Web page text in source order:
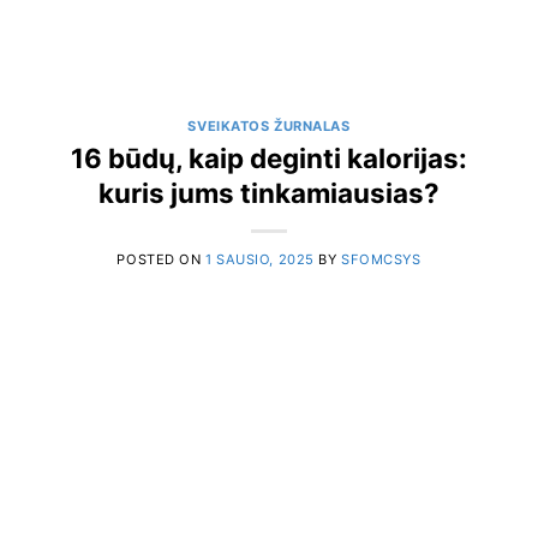
SVEIKATOS ŽURNALAS
16 būdų, kaip deginti kalorijas:
kuris jums tinkamiausias?
POSTED ON1 SAUSIO, 2025 BYSFOMCSYS